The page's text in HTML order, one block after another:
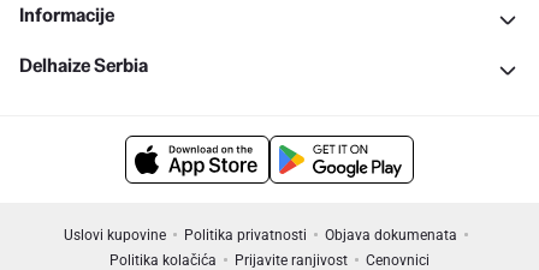
Informacije
Delhaize Serbia
Uslovi kupovine Politika privatnosti
Objava dokumenata
Politika kolačića
Prijavite ranjivost
Cenovnici